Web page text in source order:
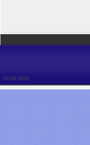
09.08.2026